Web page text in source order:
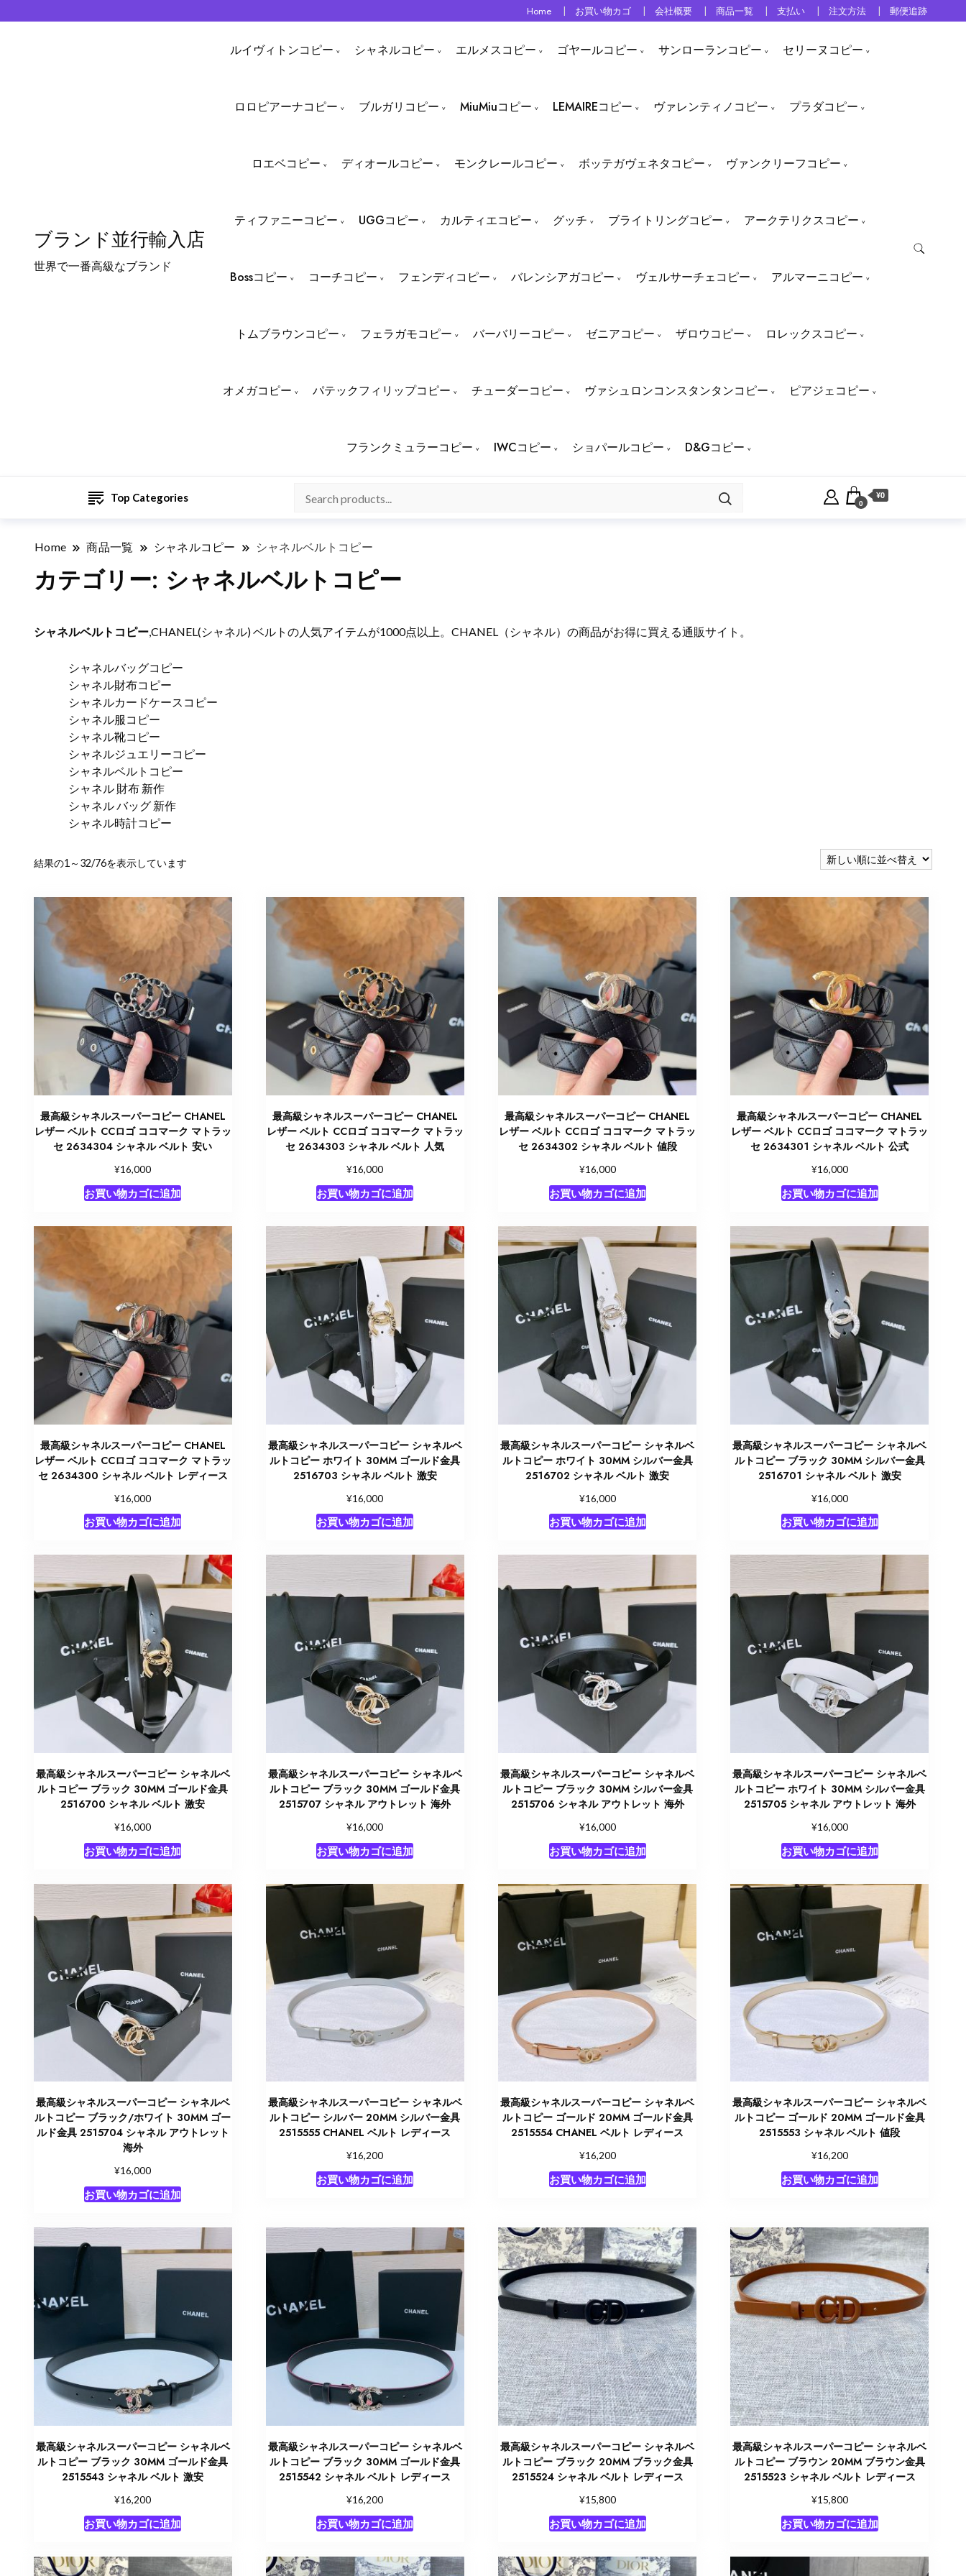
Home お買い物カゴ 会社概要 商品一覧 支払い 注文方法 郵便追跡
ブランド並行輸入店
世界で一番高級なブランド
ルイヴィトンコピー シャネルコピー エルメスコピー ゴヤールコピー サンローランコピー セリーヌコピー
ロロピアーナコピー ブルガリコピー MiuMiuコピー LEMAIREコピー ヴァレンティノコピー プラダコピー
ロエベコピー ディオールコピー モンクレールコピー ボッテガヴェネタコピー ヴァンクリーフコピー
ティファニーコピー UGGコピー カルティエコピー グッチ ブライトリングコピー アークテリクスコピー
Bossコピー コーチコピー フェンディコピー バレンシアガコピー ヴェルサーチェコピー アルマーニコピー
トムブラウンコピー フェラガモコピー バーバリーコピー ゼニアコピー ザロウコピー ロレックスコピー
オメガコピー パテックフィリップコピー チューダーコピー ヴァシュロンコンスタンタンコピー ピアジェコピー
フランクミュラーコピー IWCコピー ショパールコピー D&Gコピー
Top Categories 0
¥0
Home 商品一覧 シャネルコピー シャネルベルトコピー
カテゴリー: シャネルベルトコピー
シャネルベルトコピー,CHANEL(シャネル) ベルトの人気アイテムが1000点以上。CHANEL（シャネル）の商品がお得に買える通販サイト。
シャネルバッグコピー
シャネル財布コピー
シャネルカードケースコピー
シャネル服コピー
シャネル靴コピー
シャネルジュエリーコピー
シャネルベルトコピー
シャネル 財布 新作
シャネル バッグ 新作
シャネル時計コピー
結果の1～32/76を表示しています
い
順
最高級シャネルスーパーコピー CHANEL
レザー ベルト CCロゴ ココマーク マトラッ
セ 2634304 シャネル ベルト 安い
¥16,000
お買い物カゴに追加
最高級シャネルスーパーコピー CHANEL
レザー ベルト CCロゴ ココマーク マトラッ
セ 2634303 シャネル ベルト 人気
¥16,000
お買い物カゴに追加
最高級シャネルスーパーコピー CHANEL
レザー ベルト CCロゴ ココマーク マトラッ
セ 2634302 シャネル ベルト 値段
¥16,000
お買い物カゴに追加
最高級シャネルスーパーコピー CHANEL
レザー ベルト CCロゴ ココマーク マトラッ
セ 2634301 シャネル ベルト 公式
¥16,000
お買い物カゴに追加
最高級シャネルスーパーコピー CHANEL
レザー ベルト CCロゴ ココマーク マトラッ
セ 2634300 シャネル ベルト レディース
¥16,000
お買い物カゴに追加
最高級シャネルスーパーコピー シャネルベ
ルトコピー ホワイト 30MM ゴールド金具
2516703 シャネル ベルト 激安
¥16,000
お買い物カゴに追加
最高級シャネルスーパーコピー シャネルベ
ルトコピー ホワイト 30MM シルバー金具
2516702 シャネル ベルト 激安
¥16,000
お買い物カゴに追加
最高級シャネルスーパーコピー シャネルベ
ルトコピー ブラック 30MM シルバー金具
2516701 シャネル ベルト 激安
¥16,000
お買い物カゴに追加
最高級シャネルスーパーコピー シャネルベ
ルトコピー ブラック 30MM ゴールド金具
2516700 シャネル ベルト 激安
¥16,000
お買い物カゴに追加
最高級シャネルスーパーコピー シャネルベ
ルトコピー ブラック 30MM ゴールド金具
2515707 シャネル アウトレット 海外
¥16,000
お買い物カゴに追加
最高級シャネルスーパーコピー シャネルベ
ルトコピー ブラック 30MM シルバー金具
2515706 シャネル アウトレット 海外
¥16,000
お買い物カゴに追加
最高級シャネルスーパーコピー シャネルベ
ルトコピー ホワイト 30MM シルバー金具
2515705 シャネル アウトレット 海外
¥16,000
お買い物カゴに追加
最高級シャネルスーパーコピー シャネルベ
ルトコピー ブラック/ホワイト 30MM ゴー
ルド金具 2515704 シャネル アウトレット
海外
¥16,000
お買い物カゴに追加
最高級シャネルスーパーコピー シャネルベ
ルトコピー シルバー 20MM シルバー金具
2515555 CHANEL ベルト レディース
¥16,200
お買い物カゴに追加
最高級シャネルスーパーコピー シャネルベ
ルトコピー ゴールド 20MM ゴールド金具
2515554 CHANEL ベルト レディース
¥16,200
お買い物カゴに追加
最高級シャネルスーパーコピー シャネルベ
ルトコピー ゴールド 20MM ゴールド金具
2515553 シャネル ベルト 値段
¥16,200
お買い物カゴに追加
最高級シャネルスーパーコピー シャネルベ
ルトコピー ブラック 30MM ゴールド金具
2515543 シャネル ベルト 激安
¥16,200
お買い物カゴに追加
最高級シャネルスーパーコピー シャネルベ
ルトコピー ブラック 30MM ゴールド金具
2515542 シャネル ベルト レディース
¥16,200
お買い物カゴに追加
最高級シャネルスーパーコピー シャネルベ
ルトコピー ブラック 20MM ブラック金具
2515524 シャネル ベルト レディース
¥15,800
お買い物カゴに追加
最高級シャネルスーパーコピー シャネルベ
ルトコピー ブラウン 20MM ブラウン金具
2515523 シャネル ベルト レディース
¥15,800
お買い物カゴに追加